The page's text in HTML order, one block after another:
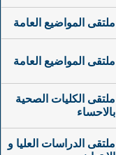
ملتقى المواضيع العامة
ملتقى المواضيع العامة
ملتقى الكليات الصحية
بالاحساء
ملتقى الدراسات العليا و